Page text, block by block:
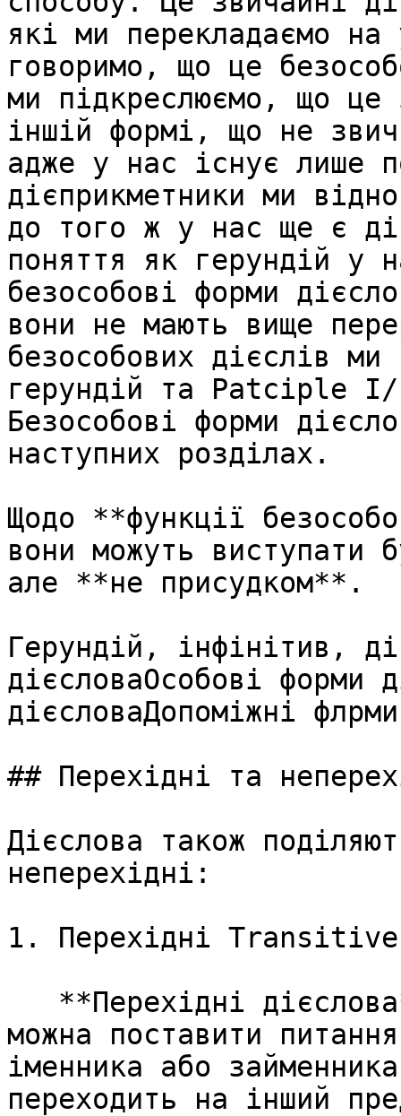
які ми перекладаємо
говоримо, що це
ми підкреслюємо, що це
іншій формі, що не
адже у нас існує лише
дієприкметники ми
до того ж у нас ще є
поняття як герундій у
безособові форми
вони не мають вище
безособових дієслів
герундій та Patciple
Безособові форми
наступних розділах.
Щодо **функції
вони можуть виступати
але **не присудком**.
Герундій, інфінітив,
дієсловаОсобові форми
дієсловаДопоміжні
## Перехідні та
Дієслова також
неперехідні:
1. Перехідні
можна поставити
іменника або
переходить на інший